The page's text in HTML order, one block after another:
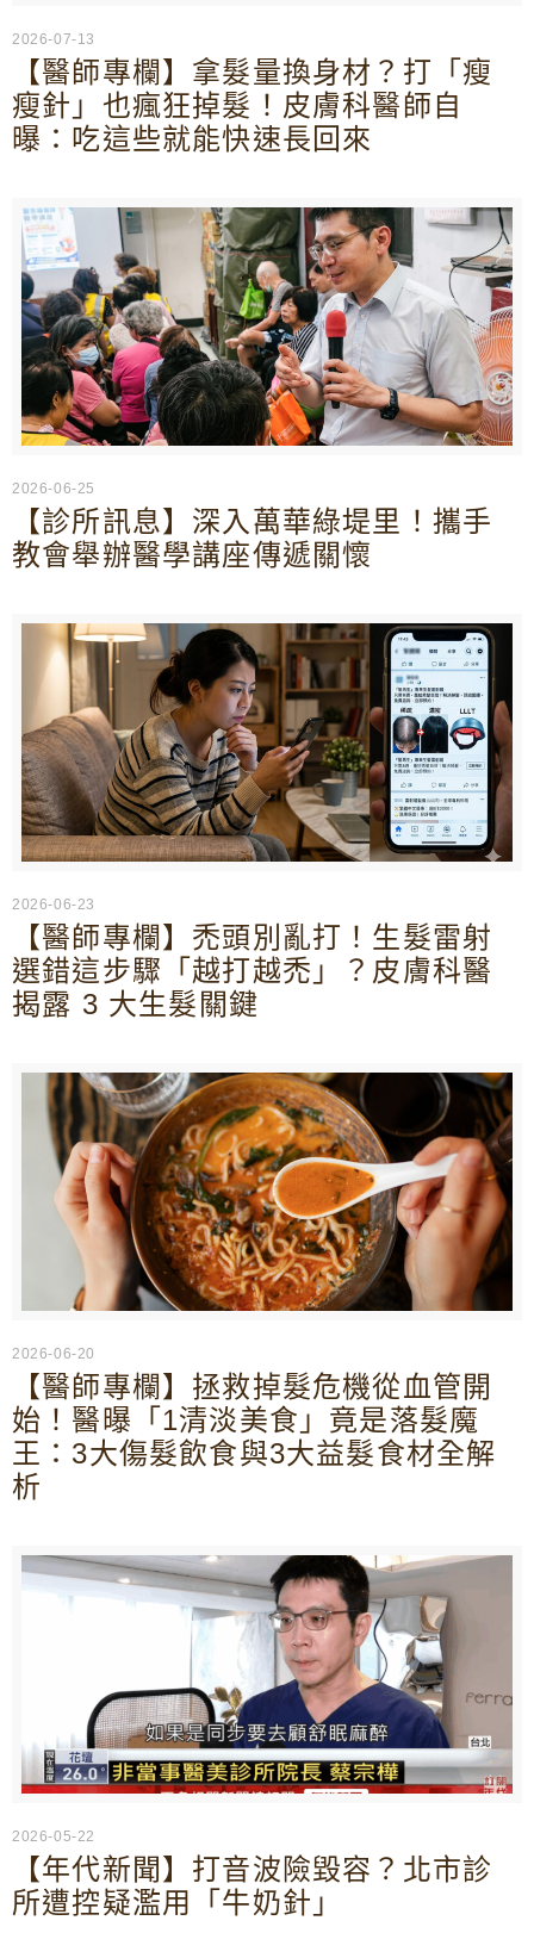
2026-07-13
【醫師專欄】拿髮量換身材？打「瘦
瘦針」也瘋狂掉髮！皮膚科醫師自
曝：吃這些就能快速長回來
2026-06-25
【診所訊息】深入萬華綠堤里！攜手
教會舉辦醫學講座傳遞關懷
2026-06-23
【醫師專欄】禿頭別亂打！生髮雷射
選錯這步驟「越打越禿」？皮膚科醫
揭露 3 大生髮關鍵
2026-06-20
【醫師專欄】拯救掉髮危機從血管開
始！醫曝「1清淡美食」竟是落髮魔
王：3大傷髮飲食與3大益髮食材全解
析
2026-05-22
【年代新聞】打音波險毀容？北市診
所遭控疑濫用「牛奶針」